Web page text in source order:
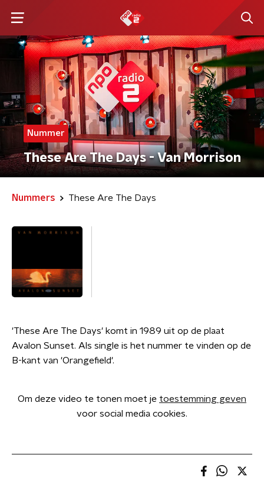
Nummer
These Are The Days - Van Morrison
Nummers These Are The Days
'These Are The Days' komt in 1989 uit op de plaat
Avalon Sunset. Als single is het nummer te vinden op de
B-kant van 'Orangefield'.
Om deze video te tonen moet je toestemming geven
voor social media cookies.